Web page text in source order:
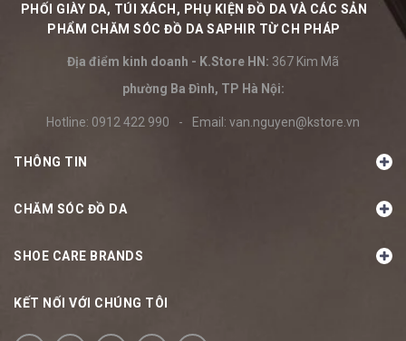
PHỐI GIÀY DA, TÚI XÁCH, PHỤ KIỆN ĐỒ DA VÀ CÁC SẢN
PHẨM CHĂM SÓC ĐỒ DA SAPHIR TỪ CH PHÁP
Địa điểm kinh doanh - K.Store HN: 367 Kim Mã
phường Ba Đình, TP Hà Nội:
Hotline: 0912 422 990 - Email: van.nguyen@kstore.vn
THÔNG TIN
CHĂM SÓC ĐỒ DA
SHOE CARE BRANDS
KẾT NỐI VỚI CHÚNG TÔI